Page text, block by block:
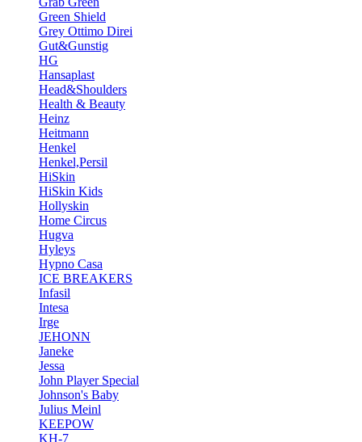
Green Shield
Grey Ottimo Direi
Gut&Gunstig
HG
Hansaplast
Head&Shoulders
Health & Beauty
Heinz
Heitmann
Henkel
Henkel,Persil
HiSkin
HiSkin Kids
Hollyskin
Home Circus
Hugva
Hyleys
Hypno Casa
ICE BREAKERS
Infasil
Intesa
Irge
JEHONN
Janeke
Jessa
John Player Special
Johnson's Baby
Julius Meinl
KEEPOW
KH-7